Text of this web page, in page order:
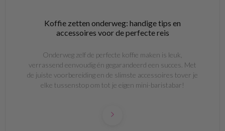
Koffie zetten onderweg: handige tips en
accessoires voor de perfecte reis
Onderweg zelf de perfecte koffie maken is leuk,
verrassend eenvoudig én gegarandeerd een succes. Met
de juiste voorbereiding en de slimste accessoires tover je
elke tussenstop om tot je eigen mini-baristabar!